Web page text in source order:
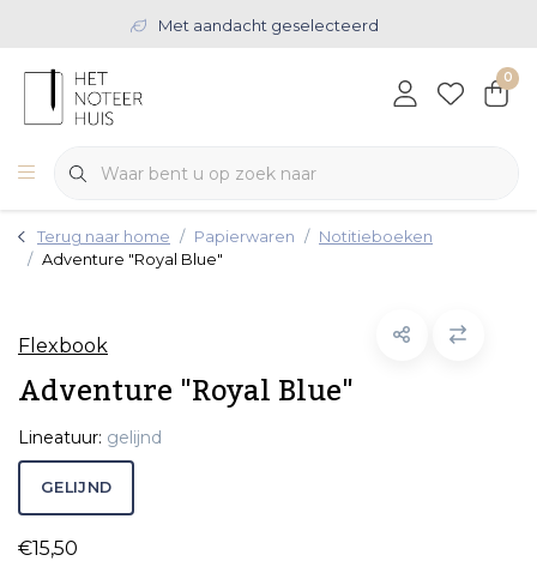
Met aandacht geselecteerd
0
Terug naar home Papierwaren
Notitieboeken
Adventure "Royal Blue"
Flexbook
Adventure "Royal Blue"
Lineatuur: gelijnd
GELIJND
€15,50